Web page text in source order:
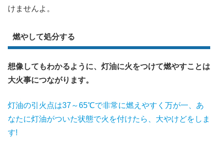
けませんよ。
燃やして処分する
想像してもわかるように、灯油に火をつけて燃やすことは
大火事につながります。
灯油の引火点は37～65℃で非常に燃えやすく万が一、あ
なたに灯油がついた状態で火を付けたら、大やけどをしま
す!